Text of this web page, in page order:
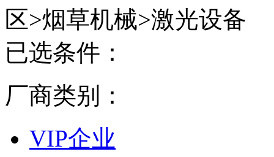
区>烟草机械>激光设备
已选条件：
厂商类别：
VIP企业